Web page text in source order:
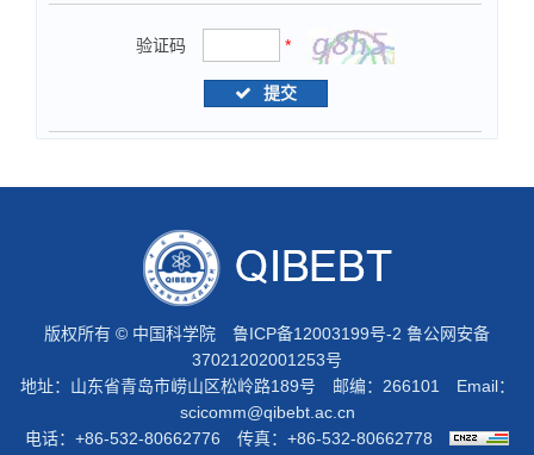
验证码 *
提交
版权所有 © 中国科学院 鲁ICP备12003199号-2 鲁公网安备
37021202001253号
地址：山东省青岛市崂山区松岭路189号 邮编：266101 Email：
scicomm@qibebt.ac.cn
电话：+86-532-80662776 传真：+86-532-80662778